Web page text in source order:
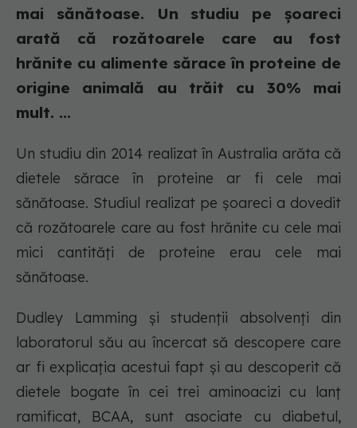
mai sănătoase. Un studiu pe șoareci
arată că rozătoarele care au fost
hrănite cu alimente sărace în proteine de
origine animală au trăit cu 30% mai
mult. ...
Un studiu din 2014 realizat în Australia arăta că
dietele sărace în proteine ar fi cele mai
sănătoase. Studiul realizat pe șoareci a dovedit
că rozătoarele care au fost hrănite cu cele mai
mici cantități de proteine erau cele mai
sănătoase.
Dudley Lamming și studenții absolvenți din
laboratorul său au încercat să descopere care
ar fi explicația acestui fapt și au descoperit că
dietele bogate în cei trei aminoacizi cu lanț
ramificat, BCAA, sunt asociate cu diabetul,